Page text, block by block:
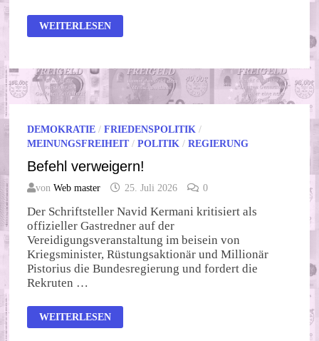
GEMEINWOHL-
NEWS
2026
WEITERLESEN
DEMOKRATIE /FRIEDENSPOLITIK /
MEINUNGSFREIHEIT/POLITIK /REGIERUNG
Befehl verweigern!
vonWeb master 25. Juli 2026 0
Der Schriftsteller Navid Kermani kritisiert als
offizieller Gastredner auf der
Vereidigungsveranstaltung im beisein von
Kriegsminister, Rüstungsaktionär und Millionär
Pistorius die Bundesregierung und fordert die
Rekruten …
BEFEHL
VERWEIGERN!
WEITERLESEN